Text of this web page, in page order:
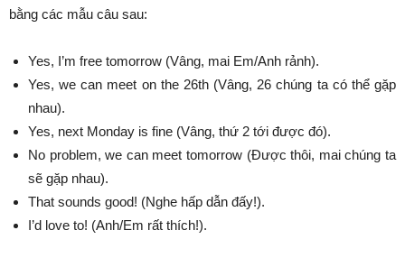
bằng các mẫu câu sau:
Yes, I’m free tomorrow (Vâng, mai Em/Anh rảnh).
Yes, we can meet on the 26th (Vâng, 26 chúng ta có thể gặp
nhau).
Yes, next Monday is fine (Vâng, thứ 2 tới được đó).
No problem, we can meet tomorrow (Được thôi, mai chúng ta
sẽ gặp nhau).
That sounds good! (Nghe hấp dẫn đấy!).
I’d love to! (Anh/Em rất thích!).